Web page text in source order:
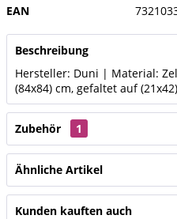
EAN
Beschreibung
Hersteller: Duni | Material:
(84x84) cm, gefaltet auf
Zubehör 1
Ähnliche Artikel
Kunden kauften auch